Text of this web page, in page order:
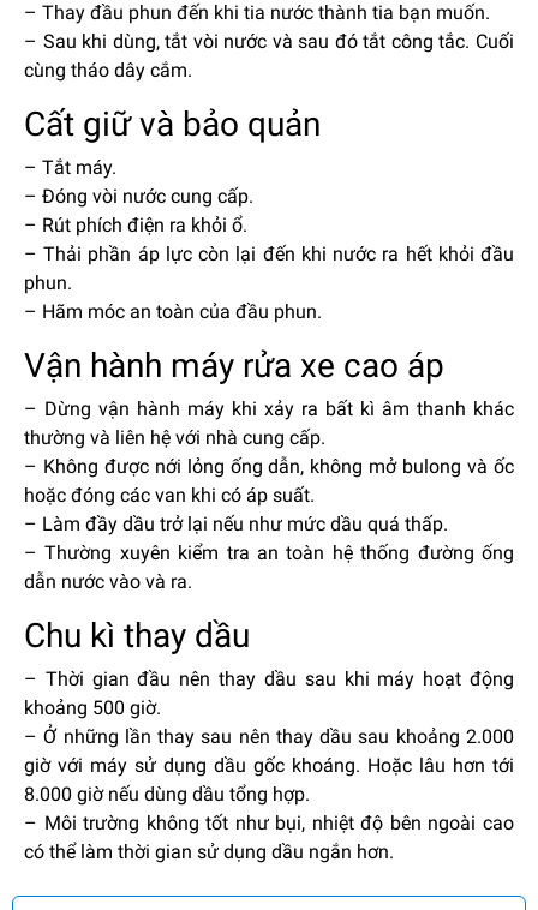
– Thay đầu phun đến khi tia nước thành tia bạn muốn.
– Sau khi dùng, tắt vòi nước và sau đó tắt công tắc. Cuối
cùng tháo dây cắm.
Cất giữ và bảo quản
– Tắt máy.
– Đóng vòi nước cung cấp.
– Rút phích điện ra khỏi ổ.
– Thải phần áp lực còn lại đến khi nước ra hết khỏi đầu
phun.
– Hãm móc an toàn của đầu phun.
Vận hành máy rửa xe cao áp
– Dừng vận hành máy khi xảy ra bất kì âm thanh khác
thường và liên hệ với nhà cung cấp.
– Không được nới lỏng ống dẫn, không mở bulong và ốc
hoặc đóng các van khi có áp suất.
– Làm đầy dầu trở lại nếu như mức dầu quá thấp.
– Thường xuyên kiểm tra an toàn hệ thống đường ống
dẫn nước vào và ra.
Chu kì thay dầu
– Thời gian đầu nên thay dầu sau khi máy hoạt động
khoảng 500 giờ.
– Ở những lần thay sau nên thay dầu sau khoảng 2.000
giờ với máy sử dụng dầu gốc khoáng. Hoặc lâu hơn tới
8.000 giờ nếu dùng dầu tổng hợp.
– Môi trường không tốt như bụi, nhiệt độ bên ngoài cao
có thể làm thời gian sử dụng dầu ngắn hơn.